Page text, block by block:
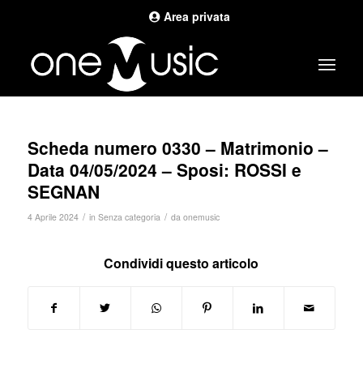
Area privata
Scheda numero 0330 – Matrimonio –
Data 04/05/2024 – Sposi: ROSSI e
SEGNAN
4 Aprile 2024 / in Senza categoria / da onemusic
Condividi questo articolo